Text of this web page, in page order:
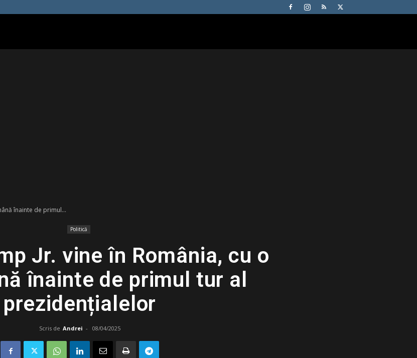
înainte de primul...
Politică
Jr. vine în România, cu o
înainte de primul tur al
prezidențialelor
Scris de Andrei - 08/04/2025